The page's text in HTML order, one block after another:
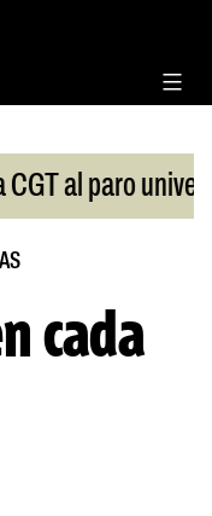
universitario |
cada